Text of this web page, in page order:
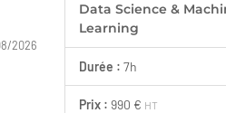
2026
Data Science &
Learning
Durée : 7h
Prix : 990 € HT